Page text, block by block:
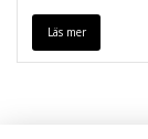
Läs mer